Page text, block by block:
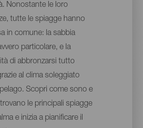
Nonostante le loro
tutte le spiagge hanno
in comune: la sabbia
particolare, e la
di abbronzarsi tutto
al clima soleggiato
Scopri come sono e
le principali spiagge
e inizia a pianificare il